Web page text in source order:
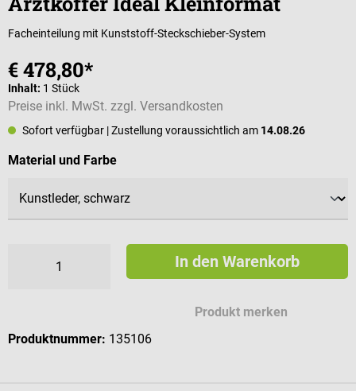
Facheinteilung mit Kunststoff-Steckschieber-System
€ 478,80*
Inhalt: 1 Stück
Preise inkl. MwSt. zzgl. Versandkosten
Sofort verfügbar | Zustellung voraussichtlich am 14.08.26
Material und Farbeauswählen
In den Warenkorb
Produkt merken
Produktnummer: 135106